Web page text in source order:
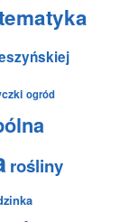
ogród
rośliny